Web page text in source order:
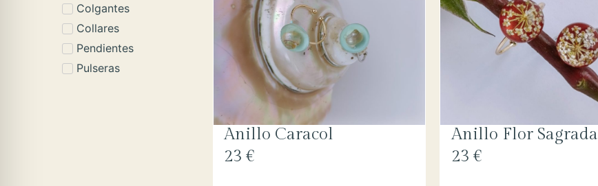
Colgantes
Collares
Pendientes
Pulseras
Anillo Caracol
23 €
Anillo Flor Sagrada
23 €